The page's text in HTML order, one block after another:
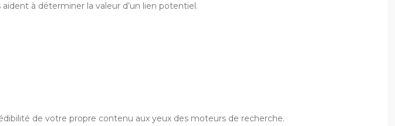
aident à déterminer la valeur d’un lien potentiel.
de votre propre contenu aux yeux des moteurs de recherche.